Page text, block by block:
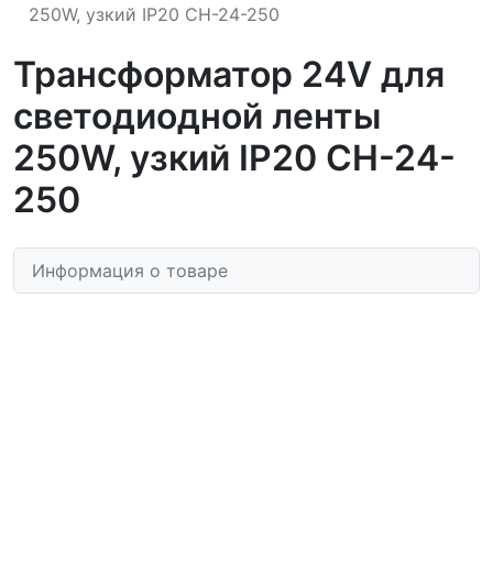
250W, узкий IP20 CH-24-250
Трансформатор 24V для
светодиодной ленты
250W, узкий IP20 CH-24-
250
Информация о товаре